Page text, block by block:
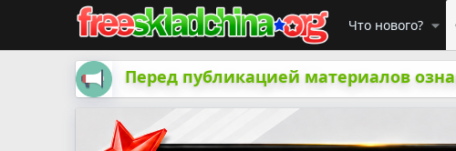
Что нового?
Перед публикацией материалов